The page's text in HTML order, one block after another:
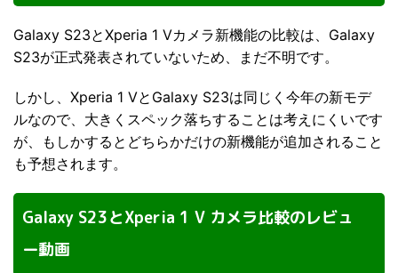
Galaxy S23とXperia 1 Vカメラ新機能の比較は、Galaxy
S23が正式発表されていないため、まだ不明です。
しかし、Xperia 1 VとGalaxy S23は同じく今年の新モデ
ルなので、大きくスペック落ちすることは考えにくいです
が、もしかするとどちらかだけの新機能が追加されること
も予想されます。
Galaxy S23とXperia 1 V カメラ比較のレビュ
ー動画